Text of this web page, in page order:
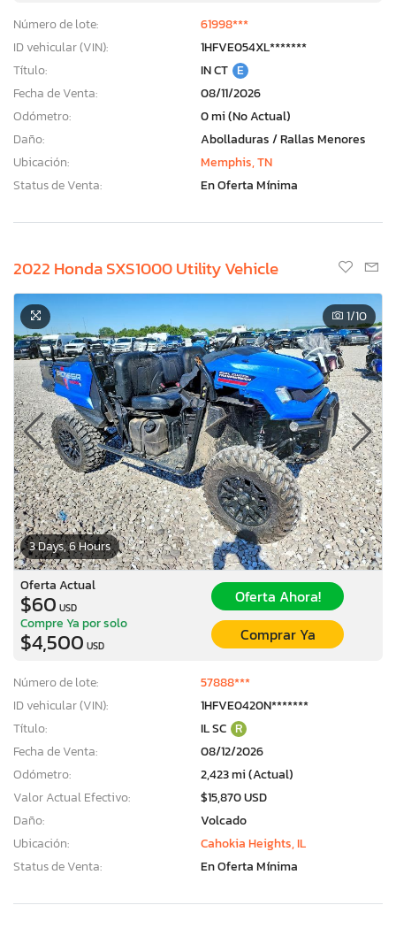
Número de lote:
61998***
ID vehicular (VIN):
1HFVE054XL*******
Título:
IN CT E
Fecha de Venta:
08/11/2026
Odómetro:
0 mi (No Actual)
Daño:
Abolladuras / Rallas Menores
Ubicación:
Memphis, TN
Status de Venta:
En Oferta Mínima
2022 Honda SXS1000 Utility Vehicle
3 Days, 6 Hours
1/10
Oferta Actual
$60 USD
Oferta Ahora!
Compre Ya por solo
$4,500 USD
Comprar Ya
Número de lote:
57888***
ID vehicular (VIN):
1HFVE0420N*******
Título:
IL SC R
Fecha de Venta:
08/12/2026
Odómetro:
2,423 mi (Actual)
Valor Actual Efectivo:
$15,870 USD
Daño:
Volcado
Ubicación:
Cahokia Heights, IL
Status de Venta:
En Oferta Mínima